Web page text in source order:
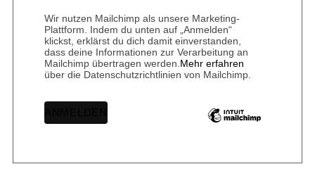
Wir nutzen Mailchimp als unsere Marketing-
Plattform. Indem du unten auf „Anmelden“
klickst, erklärst du dich damit einverstanden,
dass deine Informationen zur Verarbeitung an
Mailchimp übertragen werden. Mehr erfahren
über die Datenschutzrichtlinien von Mailchimp.